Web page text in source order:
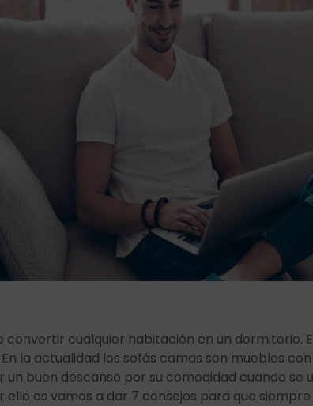
convertir cualquier habitación en un dormitorio.
la actualidad los sofás camas son muebles
buen descanso por su comodidad cuando
os vamos a dar 7 consejos para que